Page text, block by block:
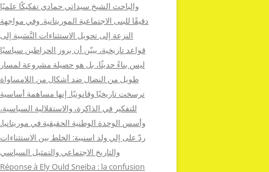
والباحث الشيخ سيداتي حمادي تفكيكًا علميًا
دقيقًا للبنى الاجتماعية الموريتانية. وفي مواجهة
النزعة إلى تحويل الاستثناءات النَّسَبية إلى
قواعد تاريخية، يبيّن أن بروز الحراطين سياسيًا
ليس بناءً حديثًا، بل هو حصيلة مشروعة لمسار
طويل من النضال ضد أشكال من اللامساواة
ترسخت تاريخيًا وقانونيًا. إنها مساهمة أساسية
للتفكير في الذاكرة، والاستقلالية السياسية،
وأسس الوحدة الوطنية الحقيقية في موريتانيا.
ردّ على إلي ولد اسنيبة: الخلط بين الاستثناءات
والتاريخ الاجتماعي والتمثيل السياسي
Réponse à Ely Ould Sneiba : la confusion